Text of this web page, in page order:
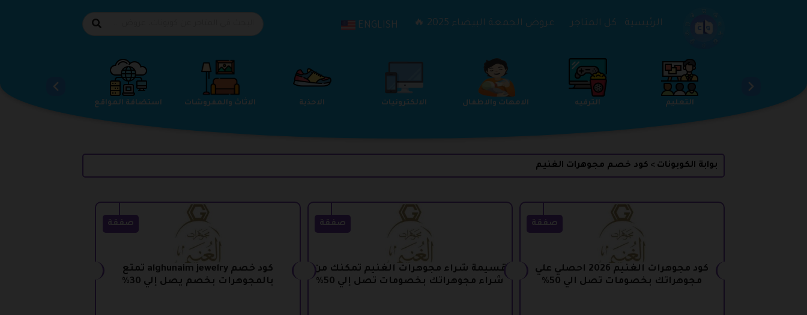
الرئيسية كل المتاجر عروض الجمعة البيضاء 2025 🔥 ENGLISH
استضافة المواقع الاثاث والمفروشات الاحذية الالكترونيات الامهات والاطفال الترفيه التعليم الجمال والعناية الخدمات
بوابة الكوبونات > كود خصم مجوهرات الغنيم
صفقة
كود مجوهرات الغنيم 2026 احصلي علي
مجوهراتك بخصومات تصل الي 50%
صفقة
قسيمة شراء مجوهرات الغنيم تمكنك من
شراء مجوهراتك بخصومات تصل إلي 50%
صفقة
كود خصم alghunaim jewelry تمتع
بالمجوهرات بخصم يصل إلي 30%